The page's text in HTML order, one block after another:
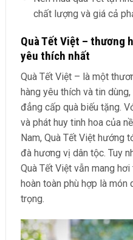
chất lượng và giá cả
Quà Tết Việt – thương
yêu thích nhất
Quà Tết Việt – là một
hàng yêu thích và tin
đẳng cấp quà biếu tặng.
và phát huy tinh hoa của
Nam, Quà Tết Việt hướng
đà hương vị dân tộc. Tuy
Quà Tết Việt vẫn mang
hoàn toàn phù hợp là món
trọng.